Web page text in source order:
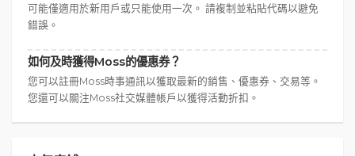
可能僅適用於新用戶或只能使用一次。 請複制並粘貼代碼以避免
錯誤。
如何及時獲得Moss的優惠券？
您可以註冊Moss時事通訊以獲取最新的銷售、優惠券、交易等。
您還可以關注Moss社交媒體帳戶以獲得活動折扣。